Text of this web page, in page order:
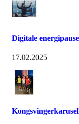
Digitale
17.02.2025